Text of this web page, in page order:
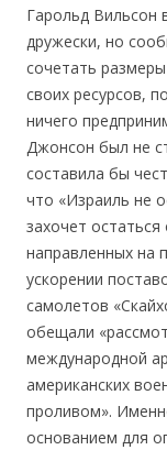
Гарольд Вильсон
дружески, но
сочетать
своих ресурсов,
ничего
Джонсон был не
составила бы
что «Израиль не
захочет
направленных на
ускорении
самолетов
обещали
международной
американских
проливом».
основанием для